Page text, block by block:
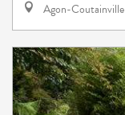
Agon-Coutainville